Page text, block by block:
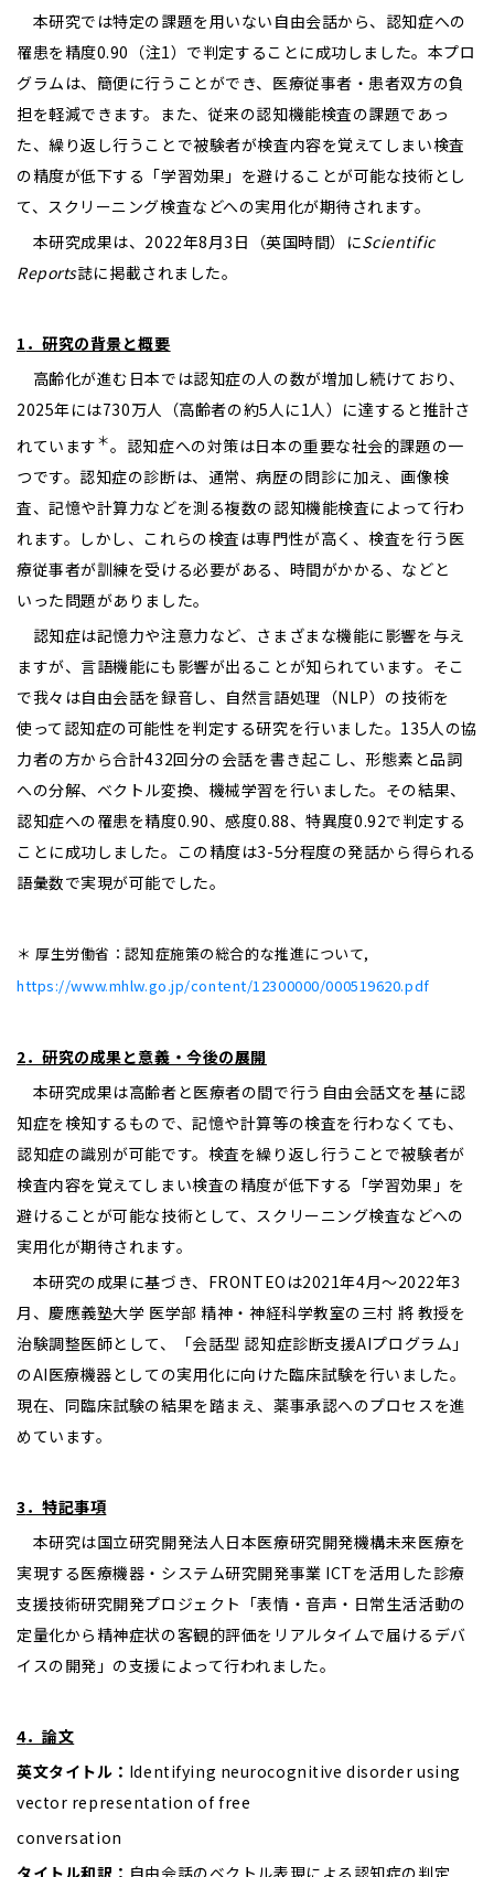
本研究では特定の課題を用いない自由会話から、認知症への
罹患を精度0.90（注1）で判定することに成功しました。本プロ
グラムは、簡便に行うことができ、医療従事者・患者双方の負
担を軽減できます。また、従来の認知機能検査の課題であっ
た、繰り返し行うことで被験者が検査内容を覚えてしまい検査
の精度が低下する「学習効果」を避けることが可能な技術とし
て、スクリーニング検査などへの実用化が期待されます。
本研究成果は、2022年8月3日（英国時間）にScientific
Reports誌に掲載されました。
1 ．研究の背景と概要
高齢化が進む日本では認知症の人の数が増加し続けており、
2025年には730万人（高齢者の約5人に1人）に達すると推計さ
れています＊。認知症への対策は日本の重要な社会的課題の一
つです。認知症の診断は、通常、病歴の問診に加え、画像検
査、記憶や計算力などを測る複数の認知機能検査によって行わ
れます。しかし、これらの検査は専門性が高く、検査を行う医
療従事者が訓練を受ける必要がある、時間がかかる、などと
いった問題がありました。
認知症は記憶力や注意力など、さまざまな機能に影響を与え
ますが、言語機能にも影響が出ることが知られています。そこ
で我々は自由会話を録音し、自然言語処理（NLP）の技術を
使って認知症の可能性を判定する研究を行いました。135人の協
力者の方から合計432回分の会話を書き起こし、形態素と品詞
への分解、ベクトル変換、機械学習を行いました。その結果、
認知症への罹患を精度0.90、感度0.88、特異度0.92で判定する
ことに成功しました。この精度は3-5分程度の発話から得られる
語彙数で実現が可能でした。
＊ 厚生労働省：認知症施策の総合的な推進について,
https://www.mhlw.go.jp/content/12300000/000519620.pdf
2．研究の成果と意義・今後の展開
本研究成果は高齢者と医療者の間で行う自由会話文を基に認
知症を検知するもので、記憶や計算等の検査を行わなくても、
認知症の識別が可能です。検査を繰り返し行うことで被験者が
検査内容を覚えてしまい検査の精度が低下する「学習効果」を
避けることが可能な技術として、スクリーニング検査などへの
実用化が期待されます。
本研究の成果に基づき、FRONTEOは2021年4月～2022年3
月、慶應義塾大学 医学部 精神・神経科学教室の三村 將 教授を
治験調整医師として、「会話型 認知症診断支援AIプログラム」
のAI医療機器としての実用化に向けた臨床試験を行いました。
現在、同臨床試験の結果を踏まえ、薬事承認へのプロセスを進
めています。
3 ．特記事項
本研究は国立研究開発法人日本医療研究開発機構未来医療を
実現する医療機器・システム研究開発事業 ICTを活用した診療
支援技術研究開発プロジェクト「表情・音声・日常生活活動の
定量化から精神症状の客観的評価をリアルタイムで届けるデバ
イスの開発」の支援によって行われました。
4．論文
英文タイトル： Identifying neurocognitive disorder using
vector representation of free
conversation
タイトル和訳： 自由会話のベクトル表現による認知症の判定